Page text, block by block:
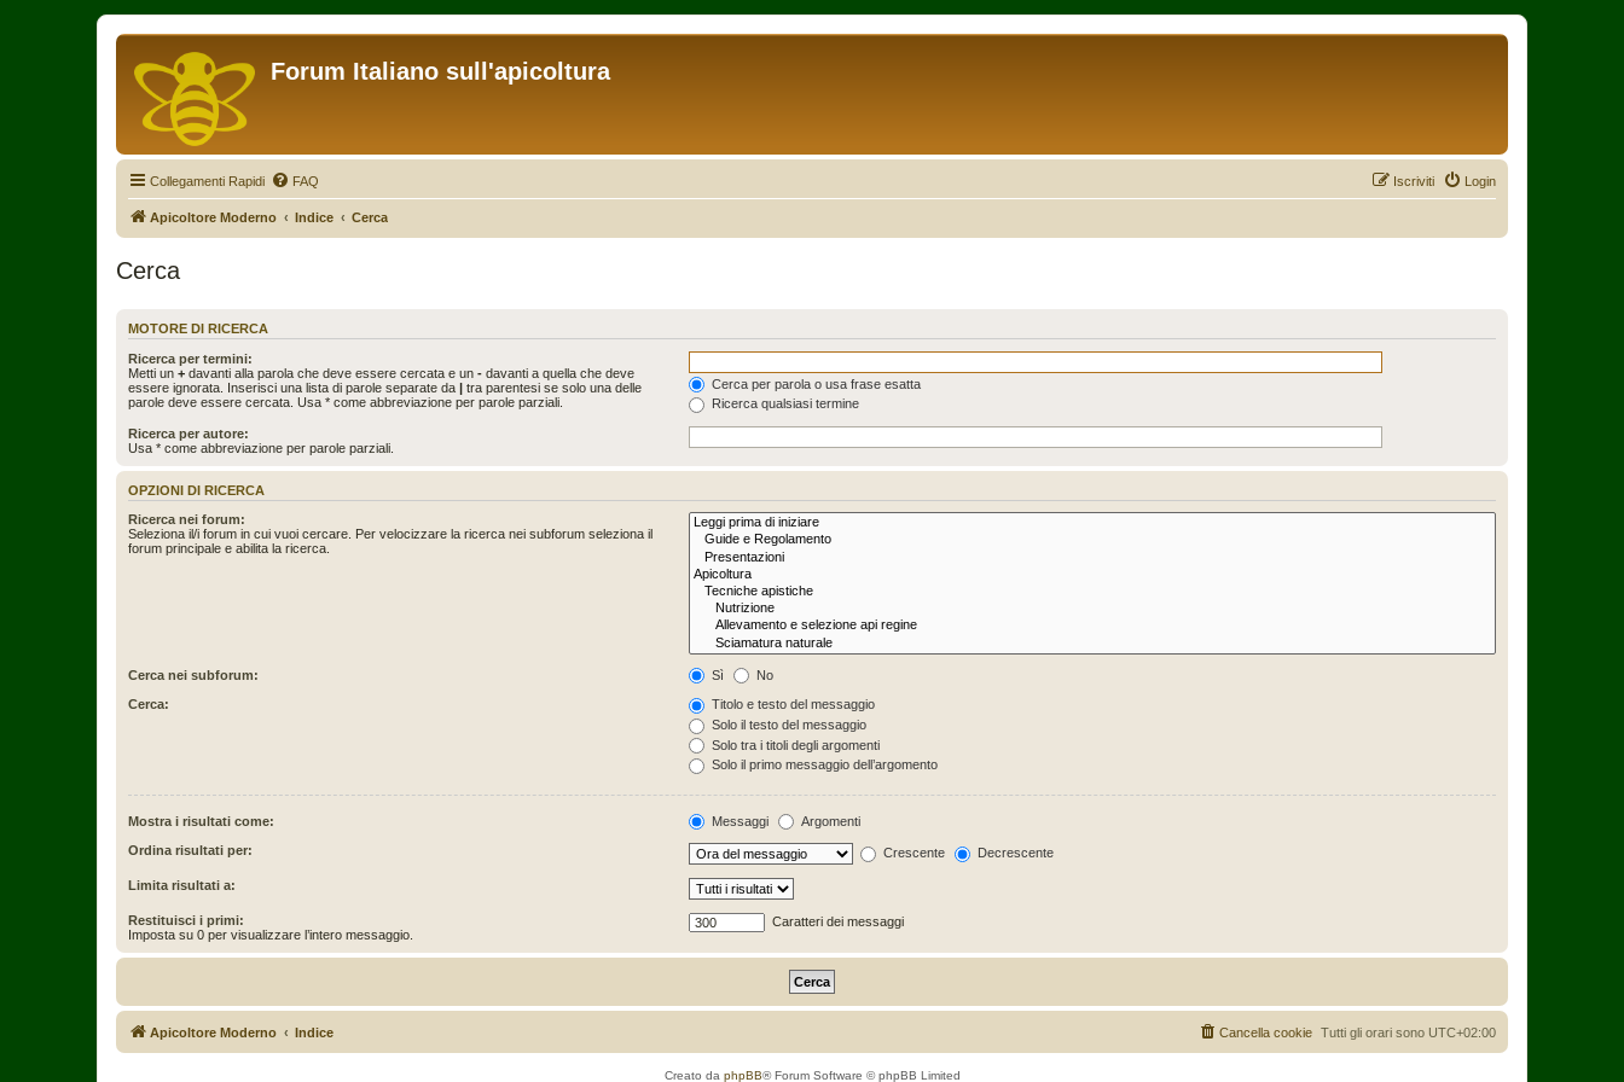
Forum Italiano sull'apicoltura
Collegamenti Rapidi FAQ Login
Iscriviti
Apicoltore Moderno Indice Cerca
Cerca
MOTORE DI RICERCA
Ricerca per termini:
Metti un + davanti alla parola che deve essere cercata e un - davanti a quella che deve
essere ignorata. Inserisci una lista di parole separate da | tra parentesi se solo una delle
parole deve essere cercata. Usa * come abbreviazione per parole parziali.
Cerca per parola o usa frase esatta
Ricerca qualsiasi termine
Ricerca per autore:
Usa * come abbreviazione per parole parziali.
OPZIONI DI RICERCA
Ricerca nei forum:
Seleziona il/i forum in cui vuoi cercare. Per velocizzare la ricerca nei subforum seleziona il
forum principale e abilita la ricerca.
Cerca nei subforum: Sì No
Cerca:
Titolo e testo del messaggio
Solo il testo del messaggio
Solo tra i titoli degli argomenti
Solo il primo messaggio dell’argomento
Mostra i risultati come: Messaggi Argomenti
Ordina risultati per: Crescente Decrescente
Limita risultati a:
Restituisci i primi:
Imposta su 0 per visualizzare l’intero messaggio.
Caratteri dei messaggi
Apicoltore Moderno Indice Tutti gli orari sono UTC+02:00
Cancella cookie
Creato da phpBB® Forum Software © phpBB Limited